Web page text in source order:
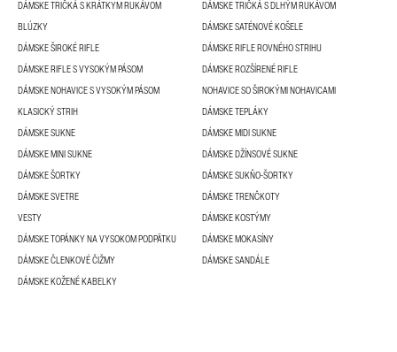
DÁMSKE TRIČKÁ S KRÁTKYM RUKÁVOM
DÁMSKE TRIČKÁ S DLHÝM RUKÁVOM
BLÚZKY
DÁMSKE SATÉNOVÉ KOŠELE
DÁMSKE ŠIROKÉ RIFLE
DÁMSKE RIFLE ROVNÉHO STRIHU
DÁMSKE RIFLE S VYSOKÝM PÁSOM
DÁMSKE ROZŠÍRENÉ RIFLE
DÁMSKE NOHAVICE S VYSOKÝM PÁSOM
NOHAVICE SO ŠIROKÝMI NOHAVICAMI
KLASICKÝ STRIH
DÁMSKE TEPLÁKY
DÁMSKE SUKNE
DÁMSKE MIDI SUKNE
DÁMSKE MINI SUKNE
DÁMSKE DŽÍNSOVÉ SUKNE
DÁMSKE ŠORTKY
DÁMSKE SUKŇO-ŠORTKY
DÁMSKE SVETRE
DÁMSKE TRENČKOTY
VESTY
DÁMSKE KOSTÝMY
DÁMSKE TOPÁNKY NA VYSOKOM PODPÄTKU
DÁMSKE MOKASÍNY
DÁMSKE ČLENKOVÉ ČIŽMY
DÁMSKE SANDÁLE
DÁMSKE KOŽENÉ KABELKY